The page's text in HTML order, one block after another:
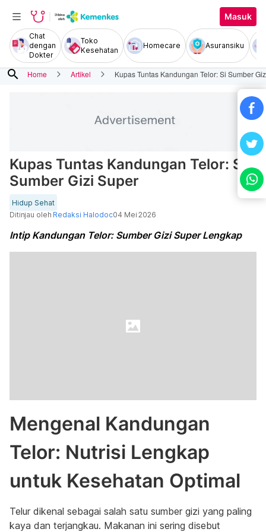
Masuk
Chat
dengan
Dokter
Toko
Kesehatan
Homecare Asuransiku
search Home Artikel Kupas Tuntas Kandungan Telor: Si Sumber
Kupas Tuntas Kandungan Telor: Si
Sumber Gizi Super
Hidup Sehat
Ditinjau oleh Redaksi Halodoc04 Mei 2026
Intip Kandungan Telor: Sumber Gizi Super Lengkap
Mengenal Kandungan
Telor: Nutrisi Lengkap
untuk Kesehatan Optimal
Telur dikenal sebagai salah satu sumber gizi yang paling
kaya dan terjangkau. Makanan ini sering disebut